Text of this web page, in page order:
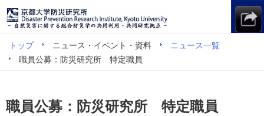
トップ ニュース・イベント・資料
ニュース一覧
職員公募：防災研究所 特定職員
職員公募：防災研究所 特定職員